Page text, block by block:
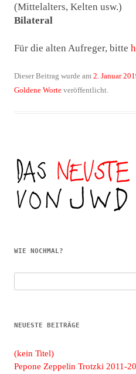
(Mittelalters, Kelten usw.)
Bilateral
Für die alten Aufreger, bitte
Dieser Beitrag wurde am 2. Januar
Goldene Worte veröffentlicht.
WIE NOCHMAL?
nach:
NEUESTE BEITRÄGE
(kein Titel)
Pepone Zeppelin Trotzki 2011-